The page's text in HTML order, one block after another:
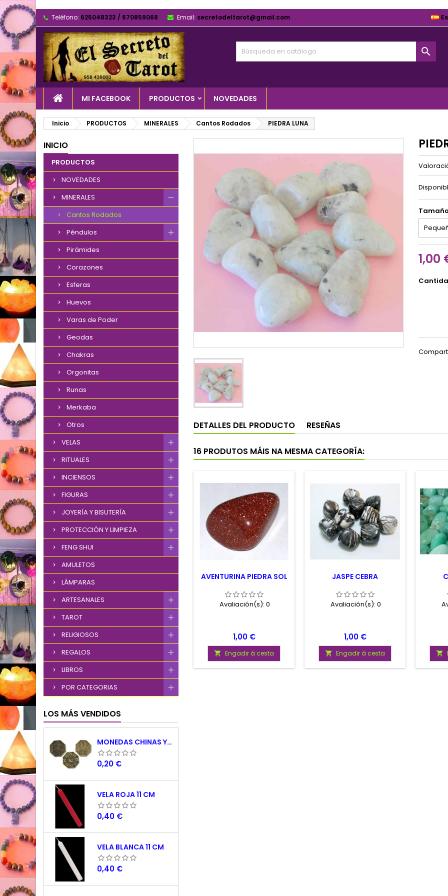
Teléfono: 625048323 / 670859068 Email: secretodeltarot@gmail.com

MI FACEBOOK PRODUCTOS NOVEDADES
Inicio PRODUCTOS MINERALES Cantos Rodados PIEDRA LUNA
INICIO
PRODUCTOS
NOVEDADES
MINERALES
Cantos Rodados
Péndulos
Pirámides
Corazones
Esferas
Huevos
Varas de Poder
Geodas
Chakras
Orgonitas
Runas
Merkaba
Otros
VELAS
RITUALES
INCIENSOS
FIGURAS
JOYERÍA Y BISUTERÍA
PROTECCIÓN Y LIMPIEZA
FENG SHUI
AMULETOS
LÁMPARAS
ARTESANALES
TAROT
RELIGIOSOS
REGALOS
LIBROS
POR CATEGORIAS
LOS MÁS VENDIDOS
MONEDAS CHINAS YING YANG
Precio
0,20 €
VELA ROJA 11 CM
Precio
0,40 €
VELA BLANCA 11 CM
Precio
0,40 €
Tamaño
1,00
DETALLES DEL PRODUCTO RESEÑAS
16 PRODUTOS MÁIS NA MESMA CATEGORÍA:
AVENTURINA PIEDRA SOL
Avaliación(s): 0
Prezo
1,00 €
 Engadir á cesta
JASPE CEBRA
Avaliación(s): 0
Prezo
1,00 €
 Engadir á cesta 